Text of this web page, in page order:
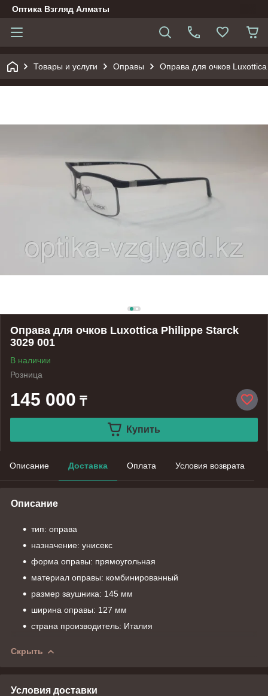
Оптика Взгляд Алматы
Товары и услуги Оправы Оправа для очков
Оправа для очков Luxottica Philippe Starck
3029 001
В наличии
Розница
145 000 ₸
Купить
Описание Доставка Оплата Условия возврата
Описание
тип: оправа
назначение: унисекс
форма оправы: прямоугольная
материал оправы: комбинированный
размер заушника: 145 мм
ширина оправы: 127 мм
страна производитель: Италия
Скрыть
Условия доставки